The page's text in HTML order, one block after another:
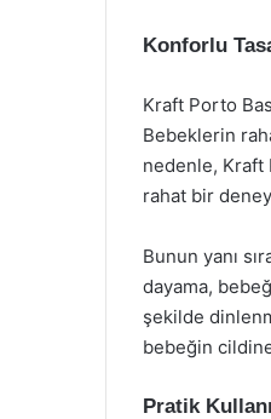
Konforlu
Kraft Porto
Bebeklerin
nedenle, Kraft
rahat bir
Bunun yanı
dayama,
şekilde
bebeğin
Pratik